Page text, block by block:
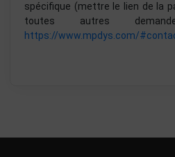
spécifique (mettre le lien de la
toutes autres
https://www.mpdys.com/